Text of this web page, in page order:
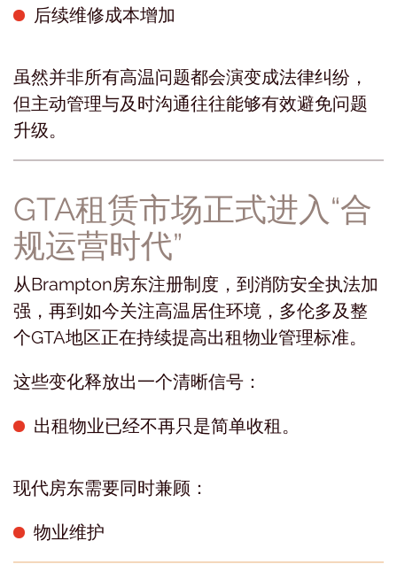
后续维修成本增加
虽然并非所有高温问题都会演变成法律纠纷，
但主动管理与及时沟通往往能够有效避免问题
升级。
GTA租赁市场正式进入“合
规运营时代”
从Brampton房东注册制度，到消防安全执法加
强，再到如今关注高温居住环境，多伦多及整
个GTA地区正在持续提高出租物业管理标准。
这些变化释放出一个清晰信号：
出租物业已经不再只是简单收租。
现代房东需要同时兼顾：
物业维护